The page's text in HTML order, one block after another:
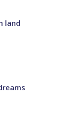
land